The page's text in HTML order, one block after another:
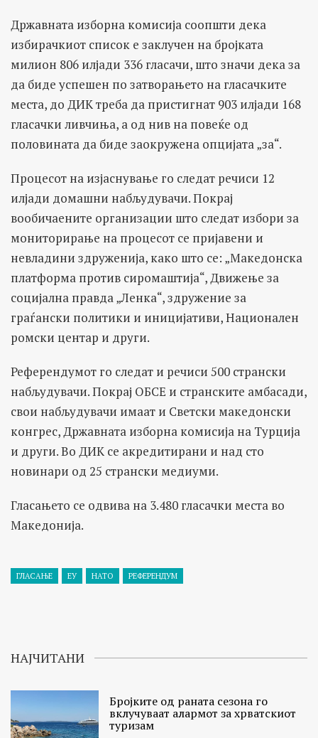
Државната изборна комисија соопшти дека
избирачкиот список е заклучен на бројката
милион 806 илјади 336 гласачи, што значи дека за
да биде успешен по затворањето на гласачките
места, до ДИК треба да пристигнат 903 илјади 168
гласачки ливчиња, а од нив на повеќе од
половината да биде заокружена опцијата „за“.
Процесот на изјаснување го следат речиси 12
илјади домашни набљудувачи. Покрај
вообичаените организации што следат избори за
мониторирање на процесот се пријавени и
невладини здруженија, како што се: „Македонска
платформа против сиромаштија“, Движење за
социјална правда „Ленка“, здружение за
граѓански политики и иницијативи, Национален
ромски центар и други.
Референдумот го следат и речиси 500 странски
набљудувачи. Покрај ОБСЕ и странските амбасади,
свои набљудувачи имаат и Светски македонски
конгрес, Државната изборна комисија на Турција
и други. Во ДИК се акредитирани и над сто
новинари од 25 странски медиуми.
Гласањето се одвива на 3.480 гласачки места во
Македонија.
ГЛАСАЊЕ ЕУ НАТО РЕФЕРЕНДУМ
НАЈЧИТАНИ
Бројките од раната сезона го
вклучуваат алармот за хрватскиот
туризам